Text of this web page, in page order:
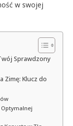
w swojej
Sprawdzony
Zimę: Klucz do
Optymalnej